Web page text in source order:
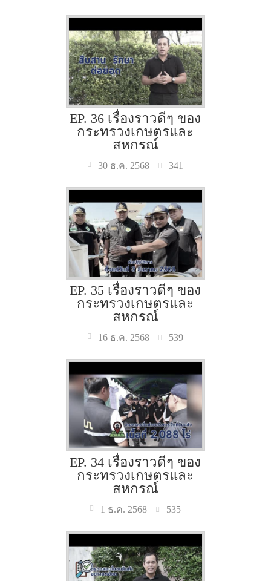
EP. 36 เรื่องราวดีๆ ของ
กระทรวงเกษตรและ
สหกรณ์
30 ธ.ค. 2568 341
EP. 35 เรื่องราวดีๆ ของ
กระทรวงเกษตรและ
สหกรณ์
16 ธ.ค. 2568 539
EP. 34 เรื่องราวดีๆ ของ
กระทรวงเกษตรและ
สหกรณ์
1 ธ.ค. 2568 535